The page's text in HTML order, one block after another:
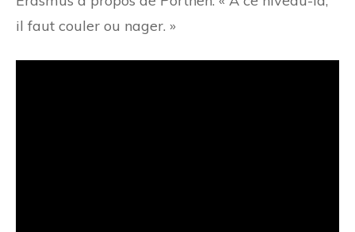
il faut couler ou nager. »